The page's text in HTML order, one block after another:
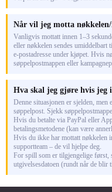
Når vil jeg motta
Vanligvis mottatt innen 1–3
eller nøkkelen sendes umiddelbart
e-postadresse under kjøpet. Hvis
søppelpostmappen eller
Hva skal jeg gjøre hvis
Denne situasjonen er sjelden, men
søppelpost. Sjekk
Hvis du betalte via PayPal eller
betalingsmetodene (kan være
Hvis du ikke har mottatt nøkkelen
supportteam – de vil hjelpe deg.
For spill som er tilgjengelige først,
utgivelsesdatoen (rundt når de blir